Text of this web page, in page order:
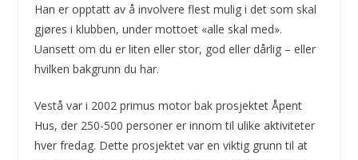
Han er opptatt av å involvere flest mulig i det som skal
gjøres i klubben, under mottoet «alle skal med».
Uansett om du er liten eller stor, god eller dårlig – eller
hvilken bakgrunn du har.
Vestå var i 2002 primus motor bak prosjektet Åpent
Hus, der 250-500 personer er innom til ulike aktiviteter
hver fredag. Dette prosjektet var en viktig grunn til at